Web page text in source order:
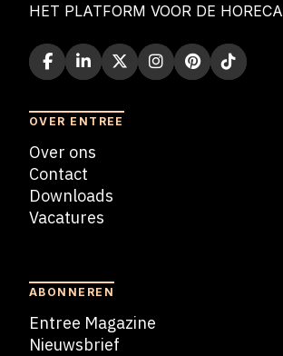
HET PLATFORM VOOR DE HORECA
OVER ENTREE
Over ons
Contact
Downloads
Vacatures
ABONNEREN
Entree Magazine
Nieuwsbrief